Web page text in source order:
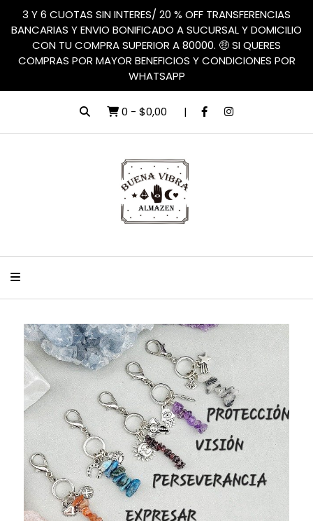
3 Y 6 CUOTAS SIN INTERES/ 20 % OFF TRANSFERENCIAS
BANCARIAS Y ENVIO BONIFICADO A SUCURSAL Y DOMICILIO
CON TU COMPRA SUPERIOR A 80000. 🤑 SI QUERES
COMPRAS POR MAYOR BENEFICIOS Y CONDICIONES POR
WHATSAPP
0 - $0,00